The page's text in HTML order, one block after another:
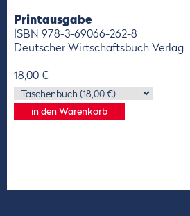
Printausgabe
ISBN 978-3-69066-262-8
Deutscher Wirtschaftsbuch Verlag
18,00 €